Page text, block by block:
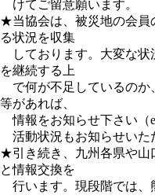
けてご留意願います。
★当協会は、被災地の会員
る状況を収集
しております。大変な状
を継続する上
で何が不足しているのか
等があれば、
情報をお知らせ下さい（
活動状況もお知らせいた
★引き続き、九州各県や山
と情報交換を
行います。現段階では、